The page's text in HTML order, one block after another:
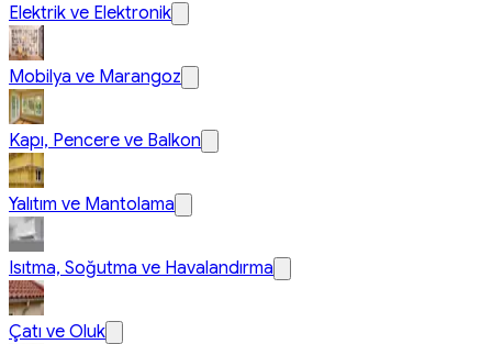
Elektrik ve Elektronik
Mobilya ve Marangoz
Kapı, Pencere ve Balkon
Yalıtım ve Mantolama
Isıtma, Soğutma ve Havalandırma
Çatı ve Oluk